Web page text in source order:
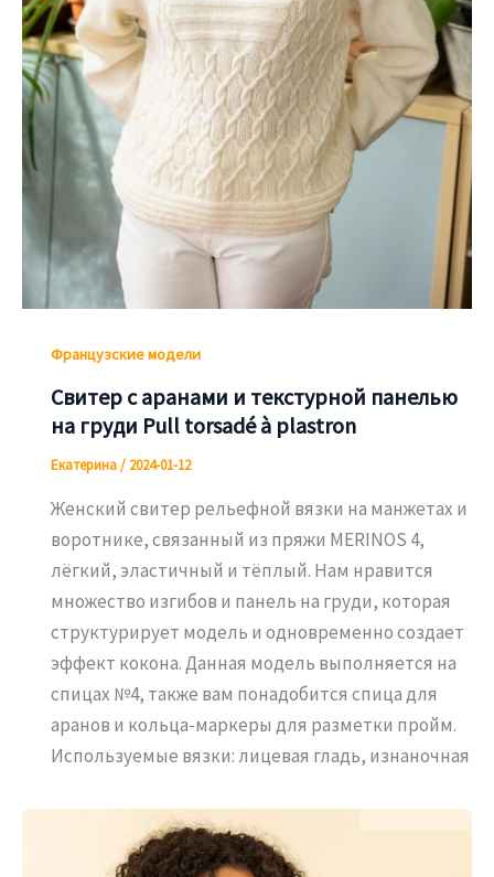
Французские модели
Свитер с аранами и текстурной панелью
на груди Pull torsadé à plastron
Екатерина/ 2024-01-12
Женский свитер рельефной вязки на манжетах и
воротнике, связанный из пряжи MERINOS 4,
лёгкий, эластичный и тёплый. Нам нравится
множество изгибов и панель на груди, которая
структурирует модель и одновременно создает
эффект кокона. Данная модель выполняется на
спицах №4, также вам понадобится спица для
аранов и кольца-маркеры для разметки пройм.
Используемые вязки: лицевая гладь, изнаночная